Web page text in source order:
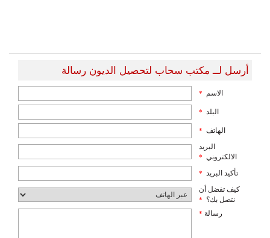
أرسل لــ مكتب سحاب لتحصيل الديون رسالة
الاسم *
البلد *
الهاتف *
البريد
الالكتروني *
تأكيد البريد *
كيف تفضل أن
نتصل بك؟ *
رسالة *